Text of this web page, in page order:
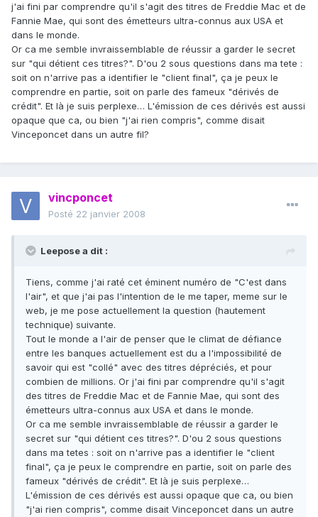
j'ai fini par comprendre qu'il s'agit des titres de Freddie Mac et de
Fannie Mae, qui sont des émetteurs ultra-connus aux USA et
dans le monde.
Or ca me semble invraissemblable de réussir a garder le secret
sur "qui détient ces titres?". D'ou 2 sous questions dans ma tete :
soit on n'arrive pas a identifier le "client final", ça je peux le
comprendre en partie, soit on parle des fameux "dérivés de
crédit". Et là je suis perplexe… L'émission de ces dérivés est aussi
opaque que ca, ou bien "j'ai rien compris", comme disait
Vinceponcet dans un autre fil?
vincponcet
Posté 22 janvier 2008
Leepose a dit :
Tiens, comme j'ai raté cet éminent numéro de "C'est dans
l'air", et que j'ai pas l'intention de le me taper, meme sur le
web, je me pose actuellement la question (hautement
technique) suivante.
Tout le monde a l'air de penser que le climat de défiance
entre les banques actuellement est du a l'impossibilité de
savoir qui est "collé" avec des titres dépréciés, et pour
combien de millions. Or j'ai fini par comprendre qu'il s'agit
des titres de Freddie Mac et de Fannie Mae, qui sont des
émetteurs ultra-connus aux USA et dans le monde.
Or ca me semble invraissemblable de réussir a garder le
secret sur "qui détient ces titres?". D'ou 2 sous questions
dans ma tetes : soit on n'arrive pas a identifier le "client
final", ça je peux le comprendre en partie, soit on parle des
fameux "dérivés de crédit". Et là je suis perplexe…
L'émission de ces dérivés est aussi opaque que ca, ou bien
"j'ai rien compris", comme disait Vinceponcet dans un autre